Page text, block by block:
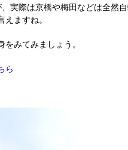
実際は京橋や梅田などは全然
ますね。
みてみましょう。
ら